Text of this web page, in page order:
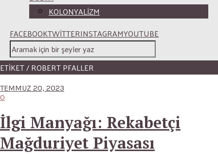
KOLONYALİZM
FACEBOOKTWITTERINSTAGRAMYOUTUBE
ETİKET / ROBERT PFALLER
TEMMUZ 20, 2023
0
İlgi Manyağı: Rekabetçi
Mağduriyet Piyasası